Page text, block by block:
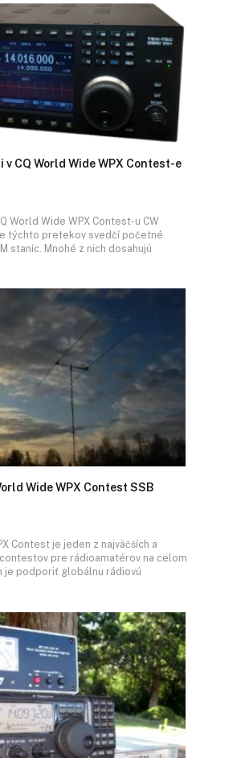
CQ World Wide WPX Contest-e
World Wide WPX Contest-u CW
týchto pretekov svedčí početné
staníc. Mnohé z nich dosahujú
Wide WPX Contest SSB
Contest je jeden z najväčších a
pre rádioamatérov na celom
je podporiť globálnu rádiovú